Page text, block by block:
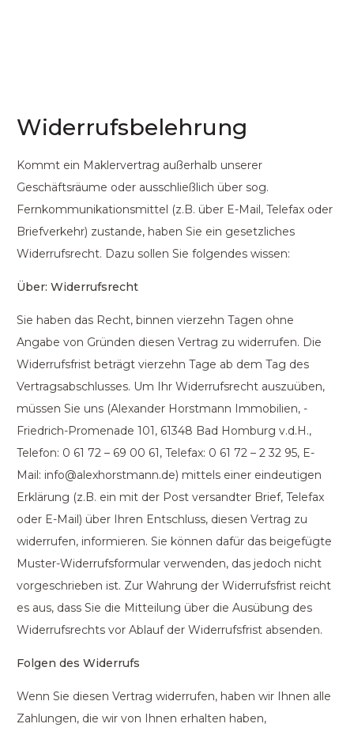
Widerrufsbelehrung
Kommt ein Maklervertrag außerhalb unserer
Geschäftsräume oder ausschließlich über sog.
Fernkommunikationsmittel (z.B. über E-Mail, Telefax oder
Briefverkehr) zustande, haben Sie ein gesetzliches
Widerrufsrecht. Dazu sollen Sie folgendes wissen:
Über: Widerrufsrecht
Sie haben das Recht, binnen vierzehn Tagen ohne
Angabe von Gründen diesen Vertrag zu widerrufen. Die
Widerrufsfrist beträgt vierzehn Tage ab dem Tag des
Vertragsabschlusses. Um Ihr Widerrufsrecht auszuüben,
müssen Sie uns (Alexander Horstmann Immobilien, -
Friedrich-Promenade 101, 61348 Bad Homburg v.d.H.,
Telefon: 0 61 72 – 69 00 61, Telefax: 0 61 72 – 2 32 95, E-
Mail: info@alexhorstmann.de) mittels einer eindeutigen
Erklärung (z.B. ein mit der Post versandter Brief, Telefax
oder E-Mail) über Ihren Entschluss, diesen Vertrag zu
widerrufen, informieren. Sie können dafür das beigefügte
Muster-Widerrufsformular verwenden, das jedoch nicht
vorgeschrieben ist. Zur Wahrung der Widerrufsfrist reicht
es aus, dass Sie die Mitteilung über die Ausübung des
Widerrufsrechts vor Ablauf der Widerrufsfrist absenden.
Folgen des Widerrufs
Wenn Sie diesen Vertrag widerrufen, haben wir Ihnen alle
Zahlungen, die wir von Ihnen erhalten haben,